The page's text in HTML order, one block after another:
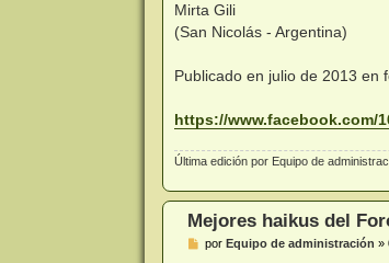
Mirta Gili
(San Nicolás - Argentina)
Publicado en julio de 2013 en
https://www.facebook.com/
Última edición por Equipo de
Mejores haikus del
M
por Equipo de administración »